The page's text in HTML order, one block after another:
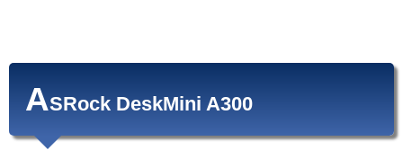
ASRock DeskMini A300